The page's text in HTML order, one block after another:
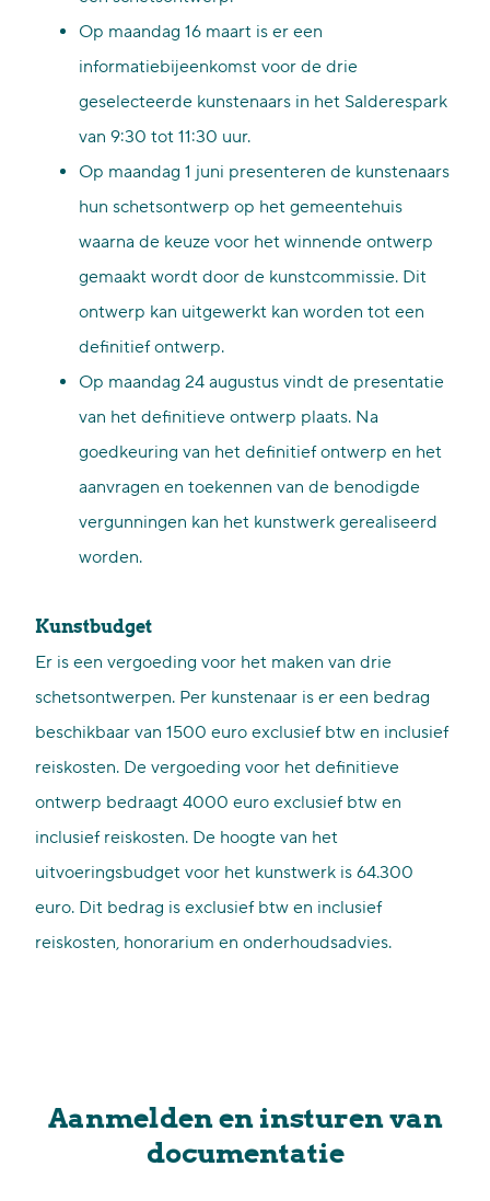
Op maandag 16 maart is er een
informatiebijeenkomst voor de drie
geselecteerde kunstenaars in het Salderespark
van 9:30 tot 11:30 uur.
Op maandag 1 juni presenteren de kunstenaars
hun schetsontwerp op het gemeentehuis
waarna de keuze voor het winnende ontwerp
gemaakt wordt door de kunstcommissie. Dit
ontwerp kan uitgewerkt kan worden tot een
definitief ontwerp.
Op maandag 24 augustus vindt de presentatie
van het definitieve ontwerp plaats. Na
goedkeuring van het definitief ontwerp en het
aanvragen en toekennen van de benodigde
vergunningen kan het kunstwerk gerealiseerd
worden.
Kunstbudget
Er is een vergoeding voor het maken van drie
schetsontwerpen. Per kunstenaar is er een bedrag
beschikbaar van 1500 euro exclusief btw en inclusief
reiskosten. De vergoeding voor het definitieve
ontwerp bedraagt 4000 euro exclusief btw en
inclusief reiskosten. De hoogte van het
uitvoeringsbudget voor het kunstwerk is 64.300
euro. Dit bedrag is exclusief btw en inclusief
reiskosten, honorarium en onderhoudsadvies.
Aanmelden en insturen van
documentatie